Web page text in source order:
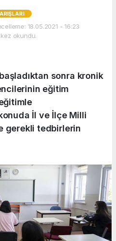
18.05.2021 - 16:23
okundu.
sonra kronik
eğitim
İl ve İlçe Milli
gerekli tedbirlerin